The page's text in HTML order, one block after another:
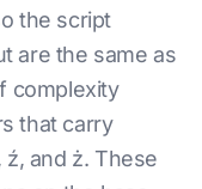
the script
are the same as
complexity
that carry
ź, and ż. These